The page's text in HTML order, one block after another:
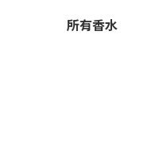
所有香水